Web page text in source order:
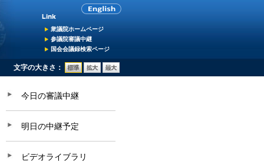
衆議院ホームページ
参議院審議中継
国会会議録検索ページ
文字の大きさ：
今日の審議中継
明日の中継予定
ビデオライブラリ